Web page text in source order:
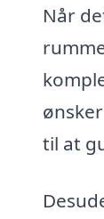
Når
til at